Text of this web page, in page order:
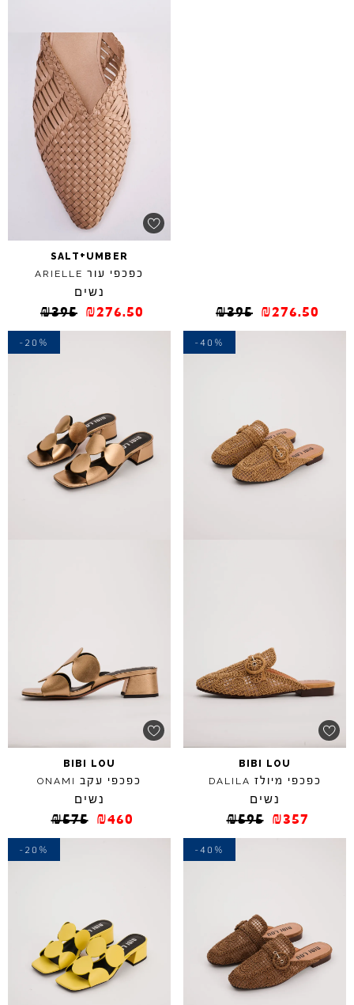
₪395 ₪276.50
SALT + UMBER
כפכפי עור ARIELLE
נשים
₪395 ₪276.50
-40%
BIBI LOU
כפכפי מיולז DALILA
נשים
₪595 ₪357
-20%
BIBI LOU
כפכפי עקב ONAMI
נשים
₪575 ₪460
-40%
-20%